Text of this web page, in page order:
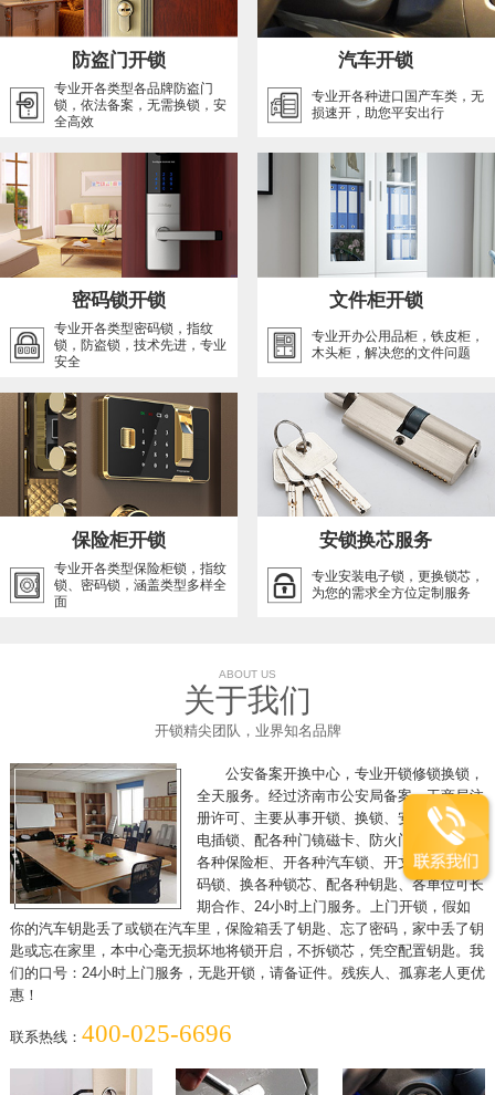
防盗门开锁
专业开各类型各品牌防盗门
锁，依法备案，无需换锁，安
全高效
汽车开锁
专业开各种进口国产车类，无
损速开，助您平安出行
密码锁开锁
专业开各类型密码锁，指纹
锁，防盗锁，技术先进，专业
安全
文件柜开锁
专业开办公用品柜，铁皮柜，
木头柜，解决您的文件问题
保险柜开锁
专业开各类型保险柜锁，指纹
锁、密码锁，涵盖类型多样全
面
安锁换芯服务
专业安装电子锁，更换锁芯，
为您的需求全方位定制服务
ABOUT US
关于我们
开锁精尖团队，业界知名品牌
公安备案开换中心，专业开锁修锁换锁，
全天服务。经过济南市公安局备案、工商局注
册许可、主要从事开锁、换锁、安装电磁锁、
电插锁、配各种门镜磁卡、防火门推杠锁、开
各种保险柜、开各种汽车锁、开文件柜、开密
码锁、换各种锁芯、配各种钥匙、各单位可长
期合作、24小时上门服务。上门开锁，假如
你的汽车钥匙丢了或锁在汽车里，保险箱丢了钥匙、忘了密码，家中丢了钥
匙或忘在家里，本中心毫无损坏地将锁开启，不拆锁芯，凭空配置钥匙。我
们的口号：24小时上门服务，无匙开锁，请备证件。残疾人、孤寡老人更优
惠！
联系热线： 400-025-6696